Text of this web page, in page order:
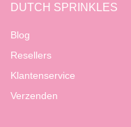
DUTCH SPRINKLES
Blog
Resellers
Klantenservice
Verzenden